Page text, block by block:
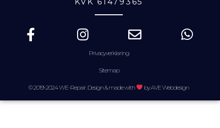
© 2019-2024 WE-Repair. Design & made with by AVE Webdesign
Sitemap
Privacyverklaring